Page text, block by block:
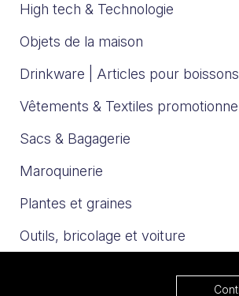
High tech & Technologie
Objets de la maison
Drinkware | Articles pour boissons
Vêtements & Textiles
Sacs & Bagagerie
Maroquinerie
Plantes et graines
Outils, bricolage et voiture